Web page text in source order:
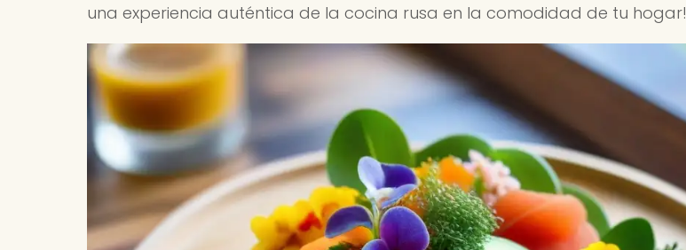
una experiencia auténtica de la cocina rusa en la comodidad de tu hogar!